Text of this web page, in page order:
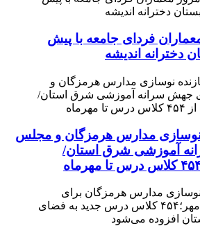
فردای جامعه با پیش
دخترانه اندیشه
نوسازی مدارس هرمزگان و مجلس
آموزشی شرق استان/